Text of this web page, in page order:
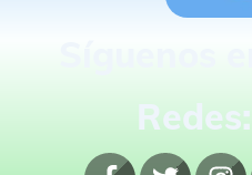
Redes: